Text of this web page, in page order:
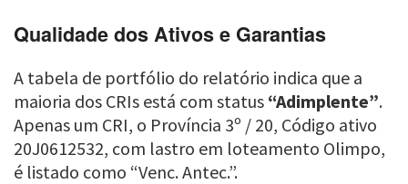
Qualidade dos Ativos e Garantias
A tabela de portfólio do relatório indica que a
maioria dos CRIs está com status “Adimplente”.
Apenas um CRI, o Província 3º / 20, Código ativo
20J0612532, com lastro em loteamento Olimpo,
é listado como “Venc. Antec.”.